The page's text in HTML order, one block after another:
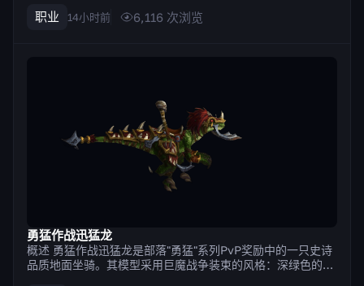
神圣能量来造成最高伤害。 优缺点 {#pros-cons} Strengths
拥有大量既能保护自身也能保护团队的防御技能，例如...
职业 14小时前 6,116 次浏览
勇猛作战迅猛龙
概述 勇猛作战迅猛龙是部落"勇猛"系列PvP奖励中的一只史诗
品质地面坐骑。其模型采用巨魔战争装束的风格：深绿色的爬